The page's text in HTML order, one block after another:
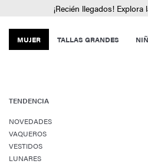
¡Recién llegados!
MUJER TALLAS GRANDES
TENDENCIA
NOVEDADES
VAQUEROS
VESTIDOS
LUNARES